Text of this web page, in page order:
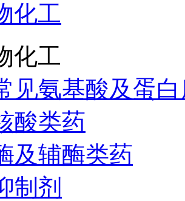
化工
化工
见氨基酸及蛋
酸类药
及辅酶类药
制剂